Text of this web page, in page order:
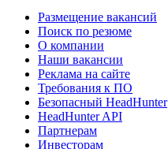
Размещение вакансий
Поиск по резюме
О компании
Наши вакансии
Реклама на сайте
Требования к ПО
Безопасный HeadHunter
HeadHunter API
Партнерам
Инвесторам